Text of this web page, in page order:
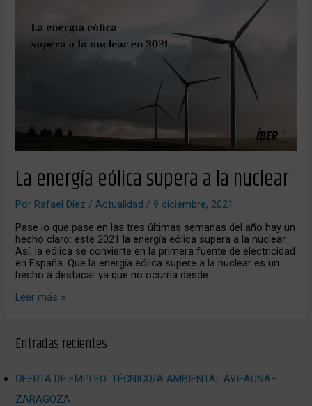
La energía eólica supera a la nuclear
Por Rafael Díez/Actualidad / 9 diciembre, 2021
Pase lo que pase en las tres últimas semanas del año hay un
hecho claro: este 2021 la energía eólica supera a la nuclear.
Así, la eólica se convierte en la primera fuente de electricidad
en España. Que la energía eólica supere a la nuclear es un
hecho a destacar ya que no ocurría desde …
eólica
supera
Leer más »
Entradas recientes
OFERTA DE EMPLEO: TÉCNICO/A AMBIENTAL AVIFAUNA–
ZARAGOZA